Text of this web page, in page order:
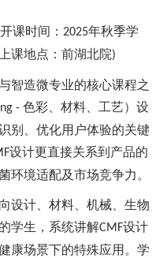
开课时间： 2025年秋季学
上课地点：前湖北院)
智造微专业的核心课程之
- 色彩、材料、工艺）设
别、优化用户体验的关键
设计更直接关系到产品的
环境适配及市场竞争力。
设计、材料、机械、生物
学生，系统讲解CMF设计
康场景下的特殊应用。学